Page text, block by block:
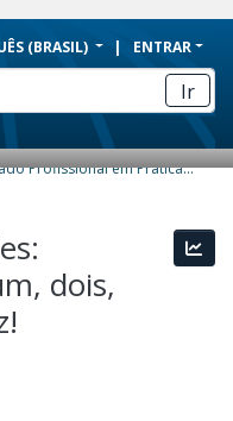
(BRASIL) ENTRAR
Ir
Mestrado Profissional em Práticas de Educação Básica (MPPEB) - Produtos Educacionais
dois,